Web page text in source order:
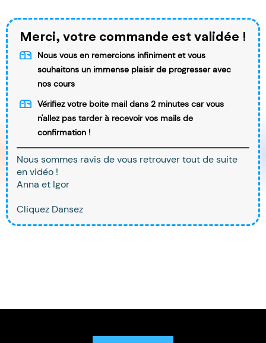
Merci, votre commande est validée !
Nous vous en remercions infiniment et vous
souhaitons un immense plaisir de progresser avec
nos cours
Vérifiez votre boite mail dans 2 minutes car vous
n'allez pas tarder à recevoir vos mails de
confirmation !
Nous sommes ravis de vous retrouver tout de suite
en vidéo !
Anna et Igor
Cliquez Dansez